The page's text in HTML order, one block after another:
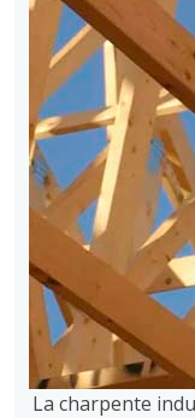
La charpente